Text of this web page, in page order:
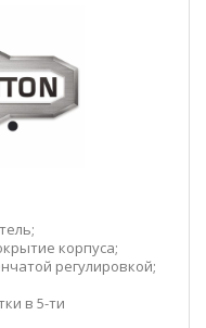
корпуса;
регулировкой;
в 5-ти